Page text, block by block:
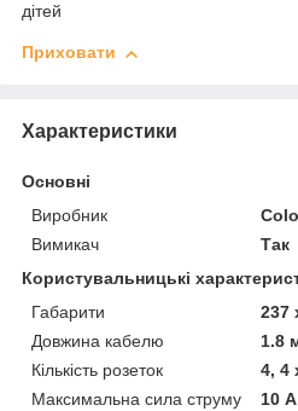
дітей
Приховати
Характеристики
Основні
Виробник
Вимикач
Так
Користувальницькі
Габарити
237
Довжина кабелю
1.8
Кількість розеток
4, 4
Максимальна сила струму
10 А